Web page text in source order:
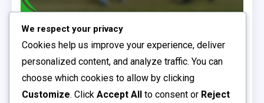
Vilka fotbollsligor har de
mest anmärkningsvärda
systemen för promotion
We respect your privacy
Cookies help us improve your experience, deliver
personalized content, and analyze traffic. You can
choose which cookies to allow by clicking
Customize. Click Accept All to consent or Reject